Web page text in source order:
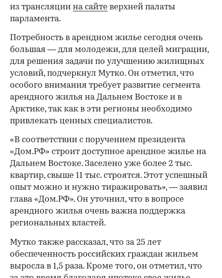
из трансляции на сайте верхней палаты
парламента.
Потребность в арендном жилье сегодня очень
большая — для молодежи, для целей миграции,
для решения задачи по улучшению жилищных
условий, подчеркнул Мутко. Он отметил, что
особого внимания требует развитие сегмента
арендного жилья на Дальнем Востоке и в
Арктике, так как в эти регионы необходимо
привлекать ценных специалистов.
«В соответствии с поручением президента
«Дом.РФ» строит доступное арендное жилье на
Дальнем Востоке. Заселено уже более 2 тыс.
квартир, свыше 11 тыс. строятся. Этот успешный
опыт можно и нужно тиражировать», — заявил
глава «Дом.РФ». Он уточнил, что в вопросе
арендного жилья очень важна поддержка
региональных властей.
Мутко также рассказал, что за 25 лет
обеспеченность российских граждан жильем
выросла в 1,5 раза. Кроме того, он отметил, что